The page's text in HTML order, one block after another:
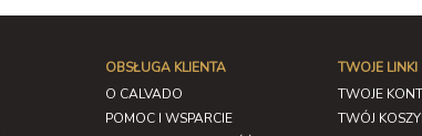
OBSŁUGA KLIENTA
O CALVADO
POMOC I WSPARCIE
TWOJE LINKI
TWOJE
TWÓJ